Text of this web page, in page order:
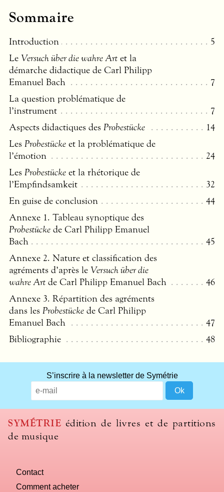
Sommaire
Introduction
5
Le Versuch über die wahre Art et la
démarche didactique de Carl Philipp
Emanuel Bach
7
La question problématique de
l’instrument
7
Aspects didactiques des Probestücke
14
Les Probestücke et la problématique de
l’émotion
24
Les Probestücke et la rhétorique de
l’Empfindsamkeit
32
En guise de conclusion
44
Annexe 1. Tableau synoptique des
Probestücke de Carl Philipp Emanuel
Bach
45
Annexe 2. Nature et classification des
agréments d’après le Versuch über die
wahre Art de Carl Philipp Emanuel Bach
46
Annexe 3. Répartition des agréments
dans les Probestücke de Carl Philipp
Emanuel Bach
47
Bibliographie
48
we
use
to
name
S’inscrire à la newsletter de Symétrie
SYMÉTRIE édition de livres et de partitions
de musique
Contact
Comment acheter